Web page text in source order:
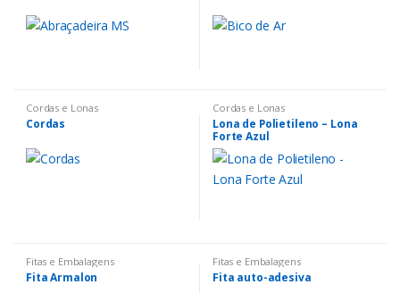
Cordas e Lonas
Cordas
Cordas e Lonas
Lona de Polietileno – Lona
Forte Azul
Fitas e Embalagens
Fita Armalon
Fitas e Embalagens
Fita auto-adesiva